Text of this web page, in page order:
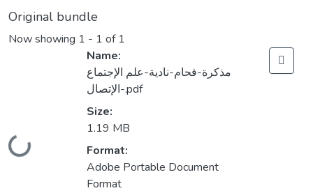
Original bundle
Now showing 1 - 1 of 1
Loading...
Name:
مذكرة-فحام-نادية-علم الإجتماع
الإتصال-.pdf
Size:
1.19 MB
Format:
Adobe Portable Document
Format